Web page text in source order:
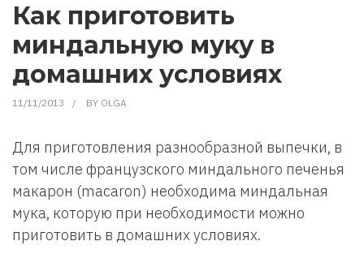
ШОКОЛАДНОЙ
ГЛАЗУРЬЮ
Как приготовить
миндальную муку в
домашних условиях
11/11/2013 BY OLGA
Для приготовления разнообразной выпечки, в
том числе французского миндального печенья
макарон (macaron) необходима миндальная
мука, которую при необходимости можно
приготовить в домашних условиях.